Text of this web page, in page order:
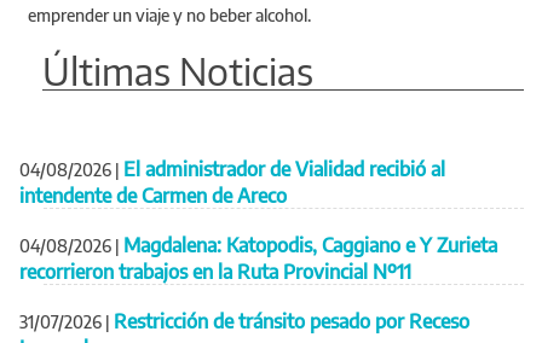
emprender un viaje y no beber alcohol.
Últimas Noticias
04/08/2026 | El administrador de Vialidad recibió al
intendente de Carmen de Areco
04/08/2026 | Magdalena: Katopodis, Caggiano e Y Zurieta
recorrieron trabajos en la Ruta Provincial Nº11
31/07/2026 | Restricción de tránsito pesado por Receso